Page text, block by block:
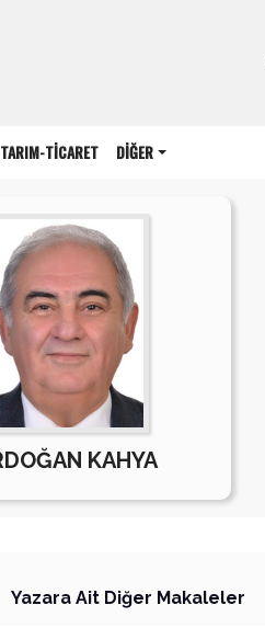
TARIM-TİCARET DİĞER
KAHYA
Yazara Ait Diğer Makaleler